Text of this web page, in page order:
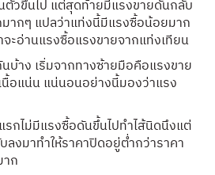
ตัวขึ้นไป แต่สุดท้ายมีแรงขายดันกลับ
มากๆ แปลว่าแท่งนี้มีแรงซื้อน้อยมาก
ะอ่านแรงซื้อแรงขายจากแท่งเทียน
บ้าง เริ่มจากทางซ้ายมือคือแรงขาย
อแน่น แน่นอนอย่างนี้มองว่าแรง
กไม่มีแรงซื้อดันขึ้นไปทำไส้นิดนึงแต่
ลงมาทำให้ราคาปิดอยู่ต่ำกว่าราคา
ก